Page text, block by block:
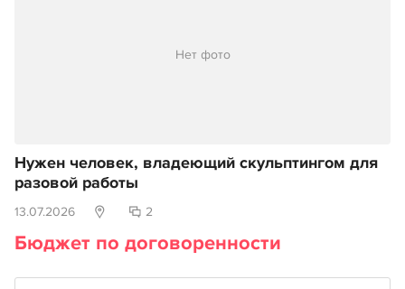
Нет фото
Нужен человек, владеющий скульптингом для
разовой работы
13.07.2026 2
Бюджет по договоренности